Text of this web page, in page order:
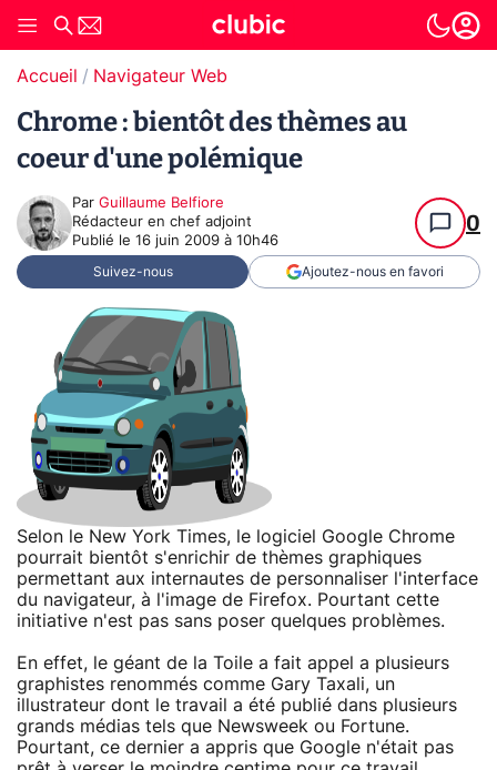
Accueil Navigateur Web
Chrome : bientôt des thèmes au
coeur d'une polémique
Par Guillaume Belfiore
Rédacteur en chef adjoint
Publié le 16 juin 2009 à 10h46
0
Suivez-nous Ajoutez-nous en favori
Selon le New York Times, le logiciel Google Chrome
pourrait bientôt s'enrichir de thèmes graphiques
permettant aux internautes de personnaliser l'interface
du navigateur, à l'image de Firefox. Pourtant cette
initiative n'est pas sans poser quelques problèmes.
En effet, le géant de la Toile a fait appel a plusieurs
graphistes renommés comme Gary Taxali, un
illustrateur dont le travail a été publié dans plusieurs
grands médias tels que Newsweek ou Fortune.
Pourtant, ce dernier a appris que Google n'était pas